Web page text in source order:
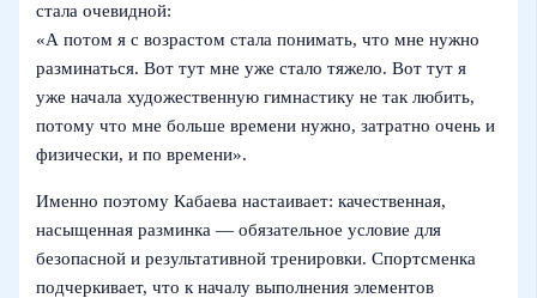
стала очевидной:
«А потом я с возрастом стала понимать, что мне нужно
разминаться. Вот тут мне уже стало тяжело. Вот тут я
уже начала художественную гимнастику не так любить,
потому что мне больше времени нужно, затратно очень и
физически, и по времени».
Именно поэтому Кабаева настаивает: качественная,
насыщенная разминка — обязательное условие для
безопасной и результативной тренировки. Спортсменка
подчеркивает, что к началу выполнения элементов